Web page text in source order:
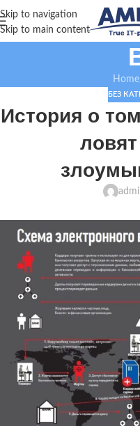
Skip to navigation
Skip to main content
Home
БЕЗ
История о